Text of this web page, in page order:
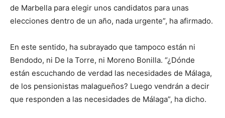
de Marbella para elegir unos candidatos para unas
elecciones dentro de un año, nada urgente”, ha afirmado.
En este sentido, ha subrayado que tampoco están ni
Bendodo, ni De la Torre, ni Moreno Bonilla. “¿Dónde
están escuchando de verdad las necesidades de Málaga,
de los pensionistas malagueños? Luego vendrán a decir
que responden a las necesidades de Málaga”, ha dicho.